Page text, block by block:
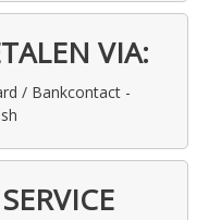
VIA:
/ Bankcontact -